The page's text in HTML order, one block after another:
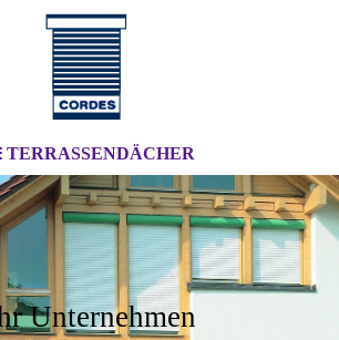
TERRASSENDÄCHER
Unternehmen